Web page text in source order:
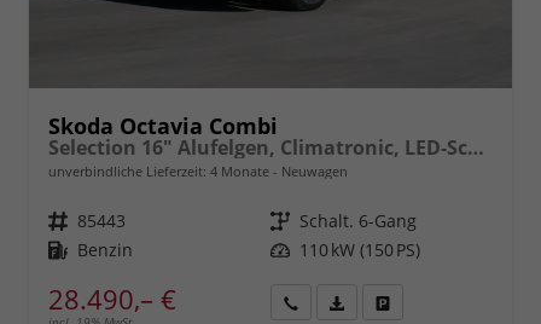
Skoda Octavia Combi
Selection 16" Alufelgen, Climatronic, LED-Scheinwerfer, Parksensoren hinten, Radio 10" + Wireless Smartlink, Tempomat, Multifunktions-Lederlenkrad, Dachreling uvm.
unverbindliche Lieferzeit: 4 Monate Neuwagen
Fahrzeugnr. 85443 Getriebe Schalt. 6-Gang
Kraftstoff Benzin Leistung 110 kW (150 PS)
28.490,– €